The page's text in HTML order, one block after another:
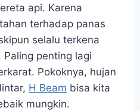
api. Karena
terhadap panas
selalu terkena
penting lagi
Pokoknya, hujan
H Beam bisa kita
mungkin.